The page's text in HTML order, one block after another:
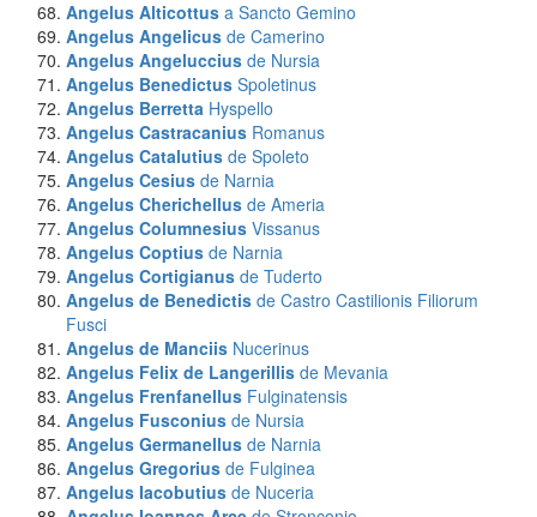
Angelus Alticottus a Sancto Gemino
Angelus Angelicus de Camerino
Angelus Angeluccius de Nursia
Angelus Benedictus Spoletinus
Angelus Berretta Hyspello
Angelus Castracanius Romanus
Angelus Catalutius de Spoleto
Angelus Cesius de Narnia
Angelus Cherichellus de Ameria
Angelus Columnesius Vissanus
Angelus Coptius de Narnia
Angelus Cortigianus de Tuderto
Angelus de Benedictis de Castro Castilionis Filiorum
Fusci
Angelus de Manciis Nucerinus
Angelus Felix de Langerillis de Mevania
Angelus Frenfanellus Fulginatensis
Angelus Fusconius de Nursia
Angelus Germanellus de Narnia
Angelus Gregorius de Fulginea
Angelus Iacobutius de Nuceria